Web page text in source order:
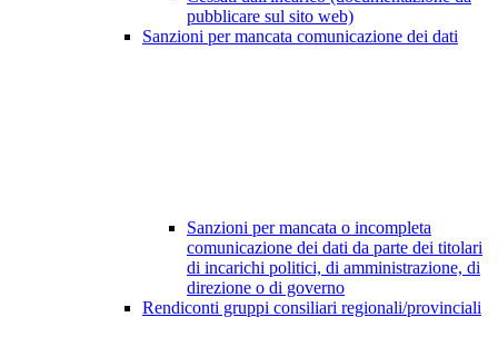
pubblicare sul sito web)
Sanzioni per mancata comunicazione dei dati
Sanzioni per mancata o incompleta
comunicazione dei dati da parte dei titolari
di incarichi politici, di amministrazione, di
direzione o di governo
Rendiconti gruppi consiliari regionali/provinciali